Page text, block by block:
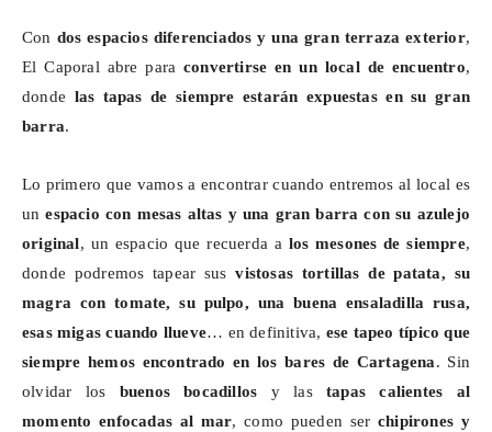
Con dos espacios diferenciados y una gran terraza exterior,
El Caporal abre paraconvertirse en un local de encuentro,
donde las tapas de siempre estarán expuestas en su gran
barra.
Lo primero que vamos a encontrar cuando entremos al local es
unespacio con mesas altas y una gran barra con su azulejo
original, un espacio que recuerda a los mesones de siempre,
donde podremos tapear susvistosas tortillas de patata, su
magra con tomate, su pulpo, una buena ensaladilla rusa,
esas migas cuando llueve… en definitiva, ese tapeo típico que
siempre hemos encontrado en los bares de Cartagena. Sin
olvidar los buenos bocadillos y lastapas calientes al
momento enfocadas al mar, como pueden serchipirones y